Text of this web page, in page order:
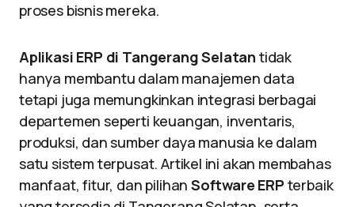
proses bisnis mereka.
Aplikasi ERP di Tangerang Selatan tidak
hanya membantu dalam manajemen data
tetapi juga memungkinkan integrasi berbagai
departemen seperti keuangan, inventaris,
produksi, dan sumber daya manusia ke dalam
satu sistem terpusat. Artikel ini akan membahas
manfaat, fitur, dan pilihan Software ERP terbaik